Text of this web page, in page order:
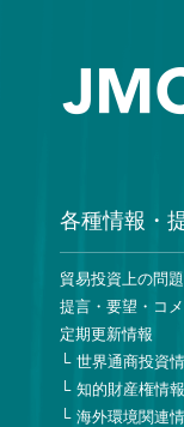
各種情報・
貿易投資上の問
提言・要望・コ
定期更新情報
世界通商投資
知的財産権情報
海外環境関連